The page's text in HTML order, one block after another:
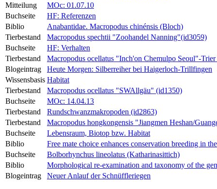
Mitteilung
MOc: 01.07.10
Buchseite
HF: Referenzen
Biblio
Anabantidae. Macropodus chinénsis (Bloch)
Tierbestand
Macropodus spechtii "Zoohandel Nanning"(id3059)
Buchseite
HF: Verhalten
Tierbestand
Macropodus ocellatus "Inch'on Chemulpo Seoul"-
Blogeintrag
Heute Morgen: Silberreiher bei Haigerloch-Trillfingen
Wissensbasis Habitat
Tierbestand
Macropodus ocellatus "SWAllgäu" (id1350)
Buchseite
MOc: 14.04.13
Tierbestand
Rundschwanzmakropoden (id2863)
Tierbestand
Macropodus hongkongensis "Jiangmen Heshan/
Buchseite
Lebensraum, Biotop bzw. Habitat
Biblio
Free mate choice enhances conservation breeding in
Buchseite
Bolborhynchus lineolatus (Katharinasittich)
Biblio
Morphological re-examination and taxonomy of the
Blogeintrag
Neuer Anlauf der Schnüffleriegen